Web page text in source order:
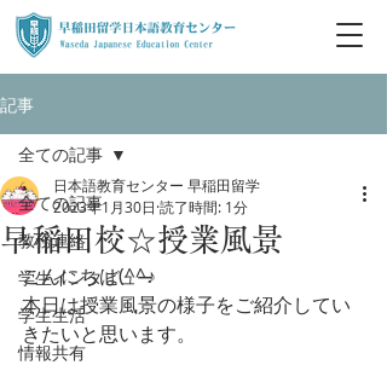
記事
全ての記事
教務連絡
学生インタビュー
学生生活
情報共有
全ての記事
早稲田校☆授業風景
日本語教育センター 早稲田留学
2023年1月30日 読了時間: 1分
こんにちは(^^♪
本日は授業風景の様子をご紹介してい
きたいと思います。